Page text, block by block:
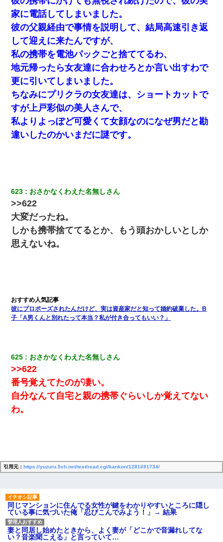
三年働いてたパートを突然クビになった。しかし元職場の主要取
引先のトップが母方の叔父だったので…
小学生の妹が20代の弟とチューしてるのに、見て見ぬふりの親を
見てから実家を出た。それから15年、妹が弟の子を妊娠したらし
くもう堕胎できない月なんだと母から連絡がきた…｜生活｜ワロ
タあんてな
スマホを与えられて、中学卒業する頃にはすっかり女叩きに洗脳
された弟が、大学進学のために一人暮らししたいと言い出した。
【身体で払わせて】女友達「ごめん、何も言わずにお金貸してく
ださい……」俺「いいよ！いくら？」女友達「10万円ぐら
い……」俺「ほい！10万！」→
私（23）冗談のつもりで上司（27）に胸を揉ませた結果・・・
元旦那から復縁要請。息子「最新型のiPhoneも買えない貧乏は嫌
だ、再婚して」私「なら父親と暮らせ」息子「やった＾＾」私
（もう手遅れだったんだな…）
感がヤバイ・・・
転職先が決まったので退職の意思を伝えたら。上司「無責任」
「簡単には辞めさせない」私（どうせ辞めるし…）→ 思いっきり
反論をしてみた
「パワハラを受けたから思い切って転職した」とSNSで呟いた
ら、速攻でパワハラかました元上司がLINEを送ってきた。
か…」→ 実際は違った
男だけどリベンジポノレノの被害者になって未だに人生が立ち直
せない
家に電話してしまいました。
彼の父親経由で事情を説明して、結局高速引き返
して迎えに来たんですが、
私の携帯を電池パックごと捨ててるわ、
地元帰ったら女友達に合わせろとか言い出すわで
更に引いてしまいました。
ちなみにプリクラの女友達は、ショートカットで
すが上戸彩似の美人さんで、
私よりよっぽど可愛くて女顔なのになぜ男だと勘
違いしたのかいまだに謎です。
623 おさかなくわえた名無しさん
>>622
大変だったね。
しかも携帯捨ててるとか、もう頭おかしいとしか
思えないね。
彼にプロポーズされたんだけど、実は資産家だと知って婚約破棄した。B
子「A男くんと別れたって本当？私が付き合ってもいい？」
625 おさかなくわえた名無しさん
>>622
番号覚えてたのが凄い。
自分なんて自宅と親の携帯ぐらいしか覚えてない
わ。
引用元： https://yuzuru.5ch.net/test/read.cgi/kankon/1281691734/
同じマンションに住んでる女性が鍵をわかりやすいところに隠し
ている事に気づいた俺「忍びこんでみよう！」→ 結果
妻と同居し始めたときから、よく妻が「どこかで音漏れしてな
い？音楽聞こえる」と言っていて…